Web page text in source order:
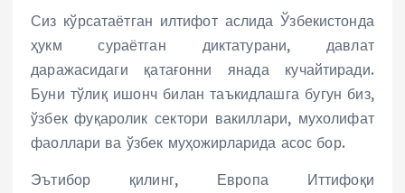
Сиз кўрсатаётган илтифот аслида Ўзбекистонда
ҳукм сураётган диктатурани, давлат
даражасидаги қатағонни янада кучайтиради.
Буни тўлиқ ишонч билан таъкидлашга бугун биз,
ўзбек фуқаролик сектори вакиллари, мухолифат
фаоллари ва ўзбек муҳожирларида асос бор.
Эътибор қилинг, Европа Иттифоқи